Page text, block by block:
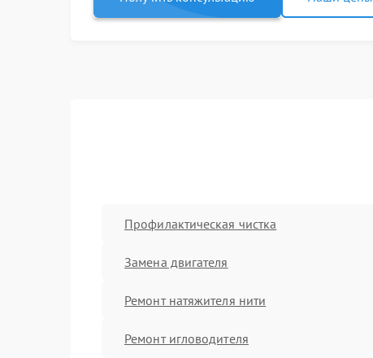
Профилактическая чистка
Замена двигателя
Ремонт натяжителя нити
Ремонт игловодителя